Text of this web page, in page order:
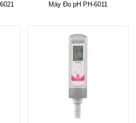
Máy Đo pH PH-6011